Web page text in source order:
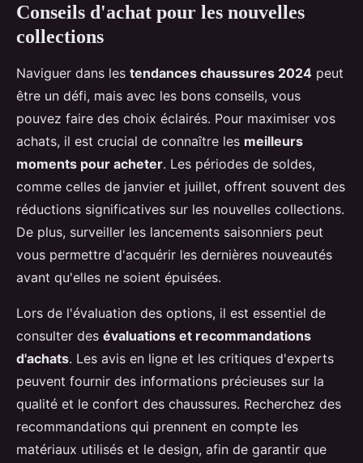
Conseils d'achat pour les nouvelles
collections
Naviguer dans les tendances chaussures 2024 peut
être un défi, mais avec les bons conseils, vous
pouvez faire des choix éclairés. Pour maximiser vos
achats, il est crucial de connaître les meilleurs
moments pour acheter. Les périodes de soldes,
comme celles de janvier et juillet, offrent souvent des
réductions significatives sur les nouvelles collections.
De plus, surveiller les lancements saisonniers peut
vous permettre d'acquérir les dernières nouveautés
avant qu'elles ne soient épuisées.
Lors de l'évaluation des options, il est essentiel de
consulter des évaluations et recommandations
d'achats. Les avis en ligne et les critiques d'experts
peuvent fournir des informations précieuses sur la
qualité et le confort des chaussures. Recherchez des
recommandations qui prennent en compte les
matériaux utilisés et le design, afin de garantir que